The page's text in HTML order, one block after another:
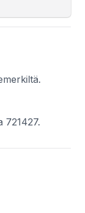
721427.